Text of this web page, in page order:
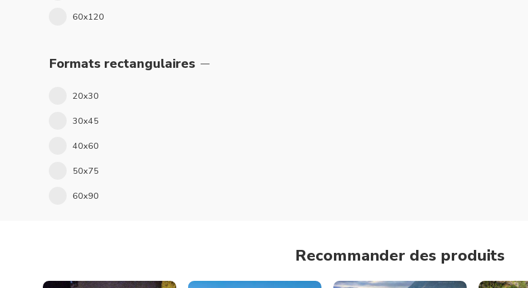
60x120
Formats rectangulaires
20x30
30x45
40x60
50x75
60x90
Recommander des produits